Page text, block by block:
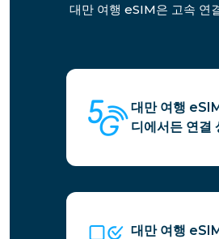
대만 여행 eSIM은 고속 연
대만 여행
디에서든 연결
대만 여행